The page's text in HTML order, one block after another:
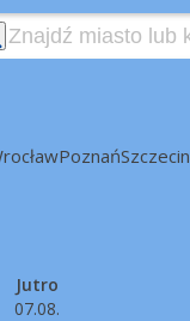
PoznańSzczecin
Jutro
07.08.